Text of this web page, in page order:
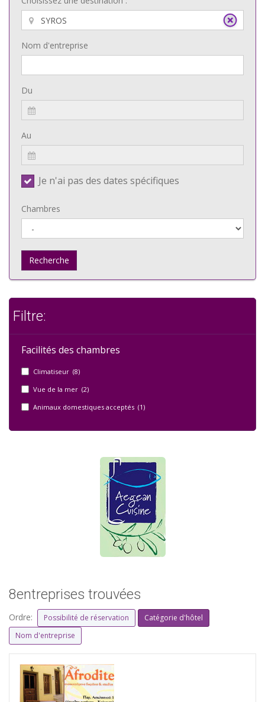
Nom d'entreprise
Du
Au
Je n'ai pas des dates spécifiques
Chambres
Recherche
Filtre:
Facilités des chambres
Climatiseur (8)
Vue de la mer (2)
Animaux domestiques acceptés (1)
8entreprises trouvées
Ordre: Possibilité de réservation
Catégorie d'hôtel
Nom d'entreprise